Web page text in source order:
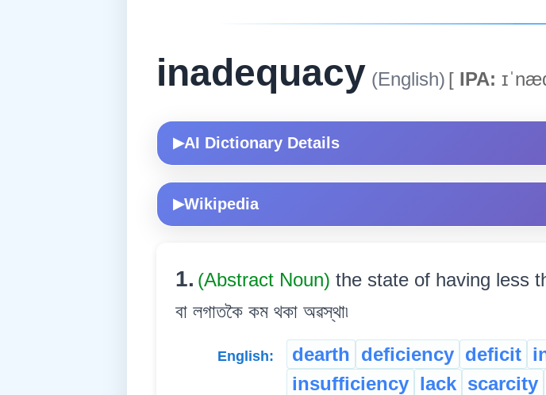
inadequacy (English) [ IPA:
▶AI Dictionary Details
▶Wikipedia
1. (Abstract Noun) the state of having less
বা লগাতকৈ কম থকা অৱস্থা৷
English: dearth deficiency deficit
insufficiency lack scarcity